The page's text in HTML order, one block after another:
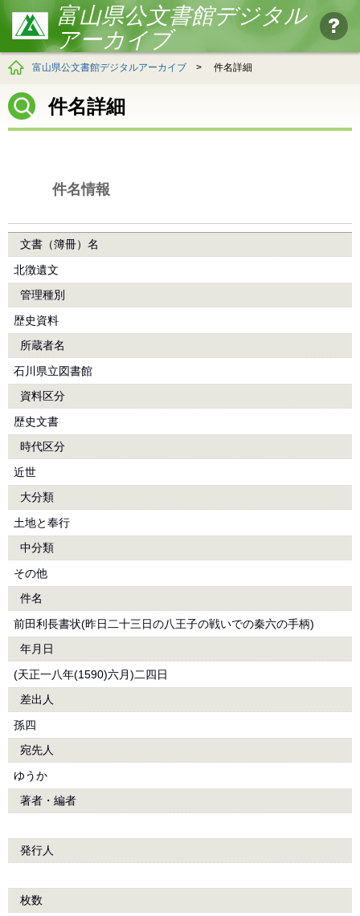
富山県公文書館デジタル
アーカイブ
富山県公文書館デジタルアーカイブ > 件名詳細
件名詳細
件名情報
文書（簿冊）名
北徴遺文
管理種別
歴史資料
所蔵者名
石川県立図書館
資料区分
歴史文書
時代区分
近世
大分類
土地と奉行
中分類
その他
件名
前田利長書状(昨日二十三日の八王子の戦いでの秦六の手柄)
年月日
(天正一八年(1590)六月)二四日
差出人
孫四
宛先人
ゆうか
著者・編者
発行人
枚数